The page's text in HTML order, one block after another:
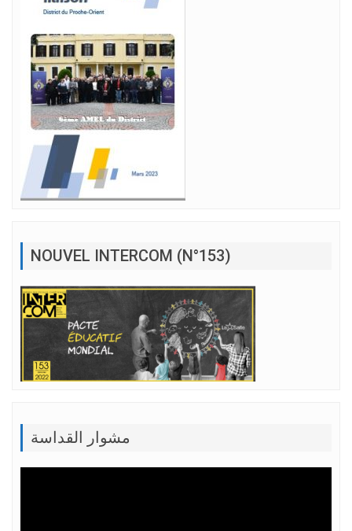
NOUVEL INTERCOM (N°153)
مشوار القداسة